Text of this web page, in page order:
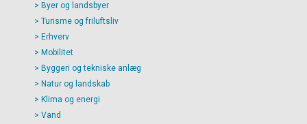
Byer og landsbyer
Turisme og friluftsliv
Erhverv
Mobilitet
Byggeri og tekniske anlæg
Natur og landskab
Klima og energi
Vand